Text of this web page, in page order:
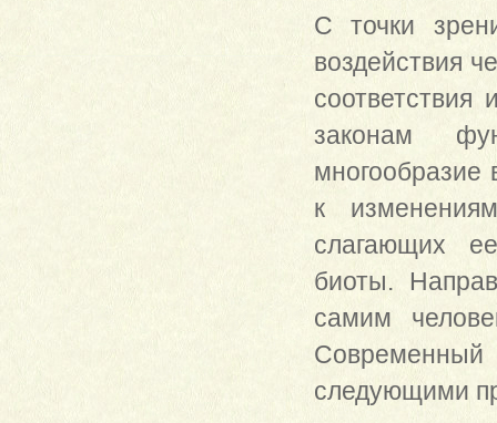
С точки
воздействия
соответствия
законам
многообразие
к
слагающих
биоты.
самим
следующими